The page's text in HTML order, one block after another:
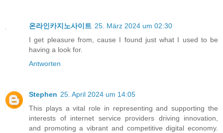
온라인카지노사이트 25. März 2024 um 02:30
I get pleasure from, cause I found just what I used to be
having a look for.
Antworten
Stephen 25. April 2024 um 14:05
This plays a vital role in representing and supporting the
interests of internet service providers driving innovation,
and promoting a vibrant and competitive digital economy.